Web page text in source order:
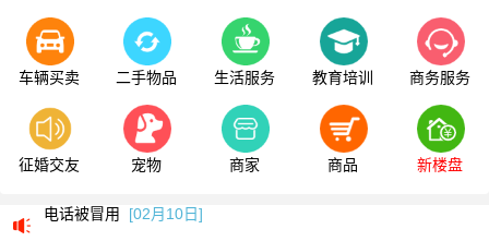
车辆买卖 二手物品 生活服务 教育培训 商务服务
征婚交友 宠物 商家 商品 新楼盘
信息为什么不显示？ [02月10日]
我要删除信息[02月10日]